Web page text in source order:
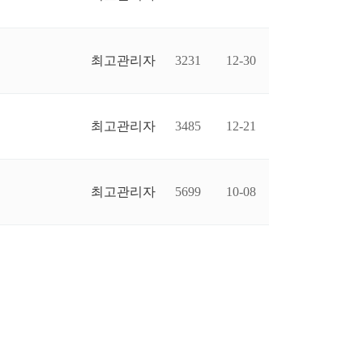
최고관리자 3231 12-30
최고관리자 3485 12-21
최고관리자 5699 10-08